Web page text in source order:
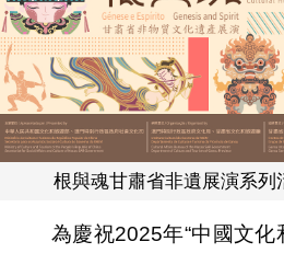
根與魂甘肅省非遺展演系列
為慶祝2025年“中國文化